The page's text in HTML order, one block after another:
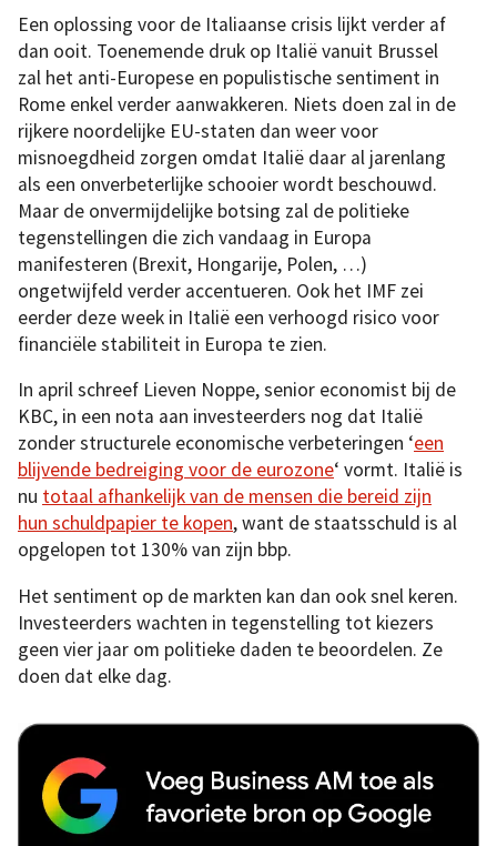
Een oplossing voor de Italiaanse crisis lijkt verder af
dan ooit. Toenemende druk op Italië vanuit Brussel
zal het anti-Europese en populistische sentiment in
Rome enkel verder aanwakkeren. Niets doen zal in de
rijkere noordelijke EU-staten dan weer voor
misnoegdheid zorgen omdat Italië daar al jarenlang
als een onverbeterlijke schooier wordt beschouwd.
Maar de onvermijdelijke botsing zal de politieke
tegenstellingen die zich vandaag in Europa
manifesteren (Brexit, Hongarije, Polen, …)
ongetwijfeld verder accentueren. Ook het IMF zei
eerder deze week in Italië een verhoogd risico voor
financiële stabiliteit in Europa te zien.
In april schreef Lieven Noppe, senior economist bij de
KBC, in een nota aan investeerders nog dat Italië
zonder structurele economische verbeteringen ‘een
blijvende bedreiging voor de eurozone‘ vormt. Italië is
nu totaal afhankelijk van de mensen die bereid zijn
hun schuldpapier te kopen, want de staatsschuld is al
opgelopen tot 130% van zijn bbp.
Het sentiment op de markten kan dan ook snel keren.
Investeerders wachten in tegenstelling tot kiezers
geen vier jaar om politieke daden te beoordelen. Ze
doen dat elke dag.